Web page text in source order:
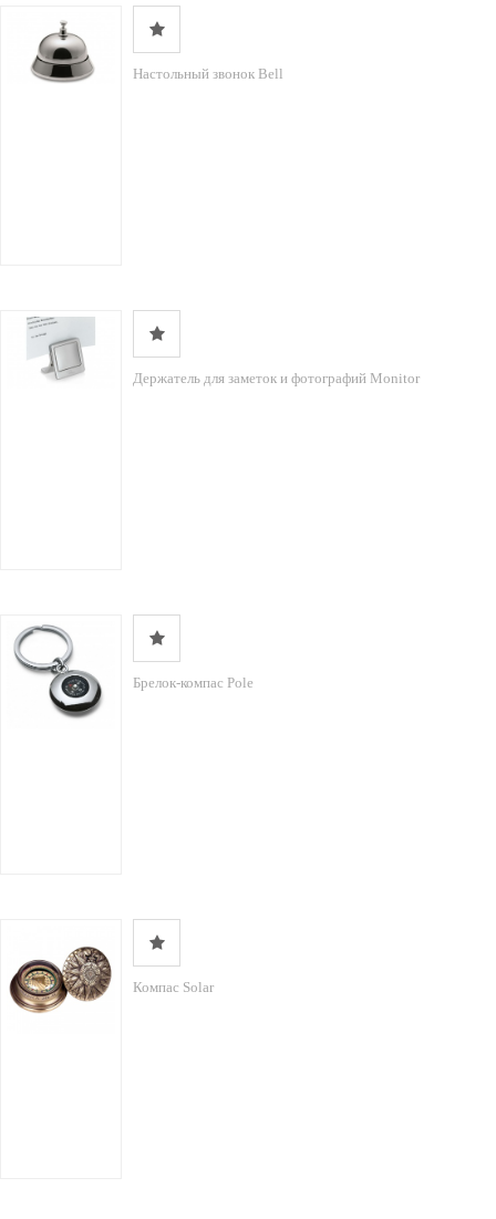
Настольный звонок Bell
Держатель для заметок и фотографий Monitor
Брелок-компас Pole
Компас Solar